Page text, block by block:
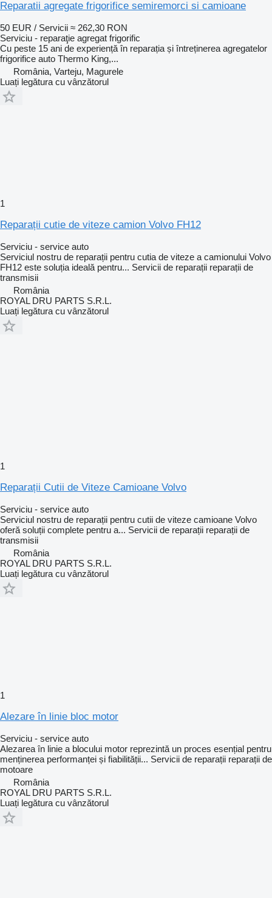
Reparatii agregate frigorifice semiremorci si camioane
50 EUR / Servicii ≈ 262,30 RON
Serviciu - reparaţie agregat frigorific
Cu peste 15 ani de experiență în reparația și întreținerea agregatelor
frigorifice auto Thermo King,...
România, Varteju, Magurele
Luați legătura cu vânzătorul
1
Reparații cutie de viteze camion Volvo FH12
Serviciu - service auto
Serviciul nostru de reparații pentru cutia de viteze a camionului Volvo
FH12 este soluția ideală pentru... Servicii de reparații reparații de
transmisii
România
ROYAL DRU PARTS S.R.L.
Luați legătura cu vânzătorul
1
Reparații Cutii de Viteze Camioane Volvo
Serviciu - service auto
Serviciul nostru de reparații pentru cutii de viteze camioane Volvo
oferă soluții complete pentru a... Servicii de reparații reparații de
transmisii
România
ROYAL DRU PARTS S.R.L.
Luați legătura cu vânzătorul
1
Alezare în linie bloc motor
Serviciu - service auto
Alezarea în linie a blocului motor reprezintă un proces esențial pentru
menținerea performanței și fiabilității... Servicii de reparații reparații de
motoare
România
ROYAL DRU PARTS S.R.L.
Luați legătura cu vânzătorul